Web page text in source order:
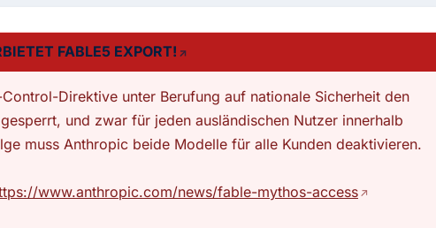
FABLE5 EXPORT!
Direktive unter Berufung auf nationale Sicherheit den
und zwar für jeden ausländischen Nutzer innerhalb
muss Anthropic beide Modelle für alle Kunden deaktivieren.
www.anthropic.com/news/fable-mythos-access